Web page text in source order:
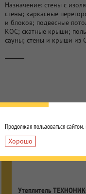
Назначение: стены с
стены; каркасные
и блоков; подвесные
КОС; скатные крыши;
сауны; стены и крыши из
Утеплитель
Продолжая пользоваться
Хорошо